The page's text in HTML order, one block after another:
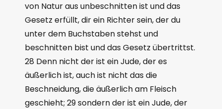
von Natur aus unbeschnitten ist und das
Gesetz erfüllt, dir ein Richter sein, der du
unter dem Buchstaben stehst und
beschnitten bist und das Gesetz übertrittst.
28 Denn nicht der ist ein Jude, der es
äußerlich ist, auch ist nicht das die
Beschneidung, die äußerlich am Fleisch
geschieht; 29 sondern der ist ein Jude, der